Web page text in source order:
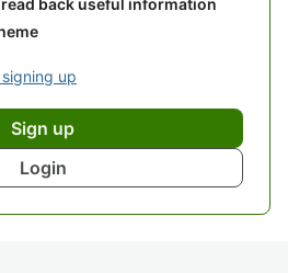
back useful information
up
Sign up
Login